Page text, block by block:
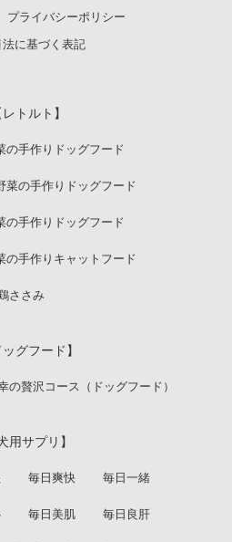
プライバシーポリシー
に基づく表記
レトルト】
の手作りドッグフード
菜の手作りドッグフード
の手作りドッグフード
の手作りキャットフード
ささみ
ッグフード】
贅沢コース（ドッグフード）
用サプリ】
毎日爽快 毎日一緒
毎日美肌 毎日良肝